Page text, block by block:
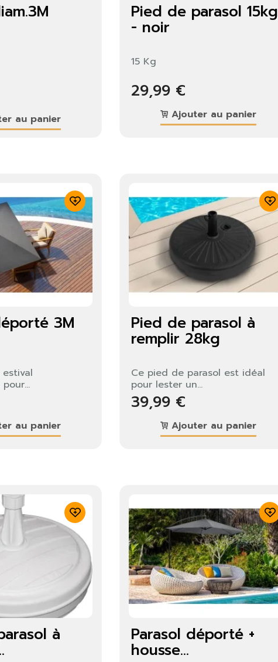
au panier
Pied de parasol 15kg
- noir
15 Kg
29,99 €
Ajouter au panier
3M
estival
au panier
Pied de parasol à
remplir 28kg
Ce pied de parasol est idéal
pour lester un...
39,99 €
Ajouter au panier
à Parasol déporté +
housse...
×
être connecté pour enregistrer des produits dans votre